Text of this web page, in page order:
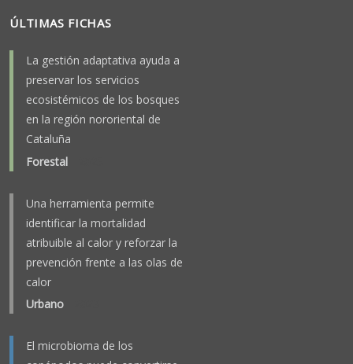
ÚLTIMAS FICHAS
La gestión adaptativa ayuda a
preservar los servicios
ecosistémicos de los bosques
en la región nororiental de
Cataluña
Forestal
Una herramienta permite
identificar la mortalidad
atribuible al calor y reforzar la
prevención frente a las olas de
calor
Urbano
El microbioma de los